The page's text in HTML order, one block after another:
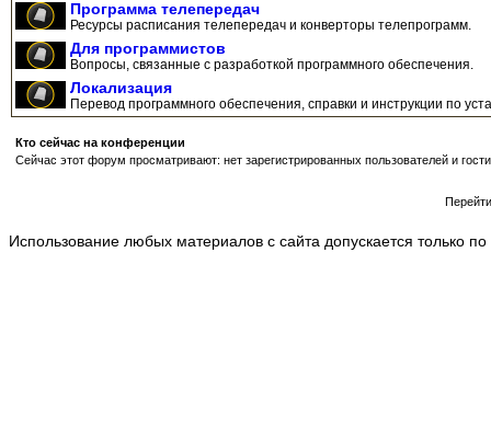
Программа телепередач
Ресурсы расписания телепередач и конверторы телепрограмм.
Для программистов
Вопросы, связанные с разработкой программного обеспечения.
Локализация
Перевод программного обеспечения, справки и инструкции по
Кто сейчас на конференции
Сейчас этот форум просматривают: нет зарегистрированных пользователей и
Использование любых материалов с сайта допускается только